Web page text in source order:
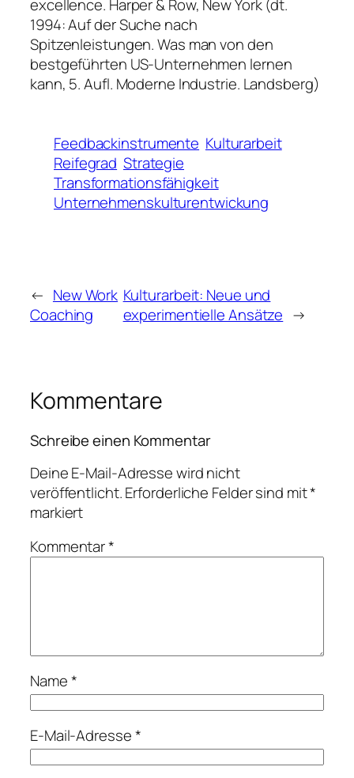
excellence. Harper & Row, New York (dt.
1994: Auf der Suche nach
Spitzenleistungen. Was man von den
bestgeführten US-Unternehmen lernen
kann, 5. Aufl. Moderne Industrie. Landsberg)
Feedbackinstrumente Kulturarbeit
Reifegrad Strategie
Transformationsfähigkeit
Unternehmenskulturentwickung
← New Work
Coaching
Kulturarbeit: Neue und
experimentielle Ansätze →
Kommentare
Schreibe einen Kommentar
Deine E-Mail-Adresse wird nicht
veröffentlicht.Erforderliche Felder sind mit*
markiert
Kommentar*
Name*
E-Mail-Adresse*